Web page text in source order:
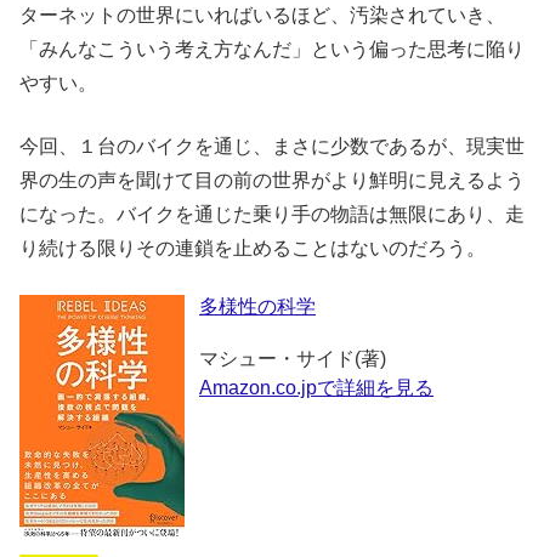
ターネットの世界にいればいるほど、汚染されていき、
「みんなこういう考え方なんだ」という偏った思考に陥り
やすい。
今回、１台のバイクを通じ、まさに少数であるが、現実世
界の生の声を聞けて目の前の世界がより鮮明に見えるよう
になった。バイクを通じた乗り手の物語は無限にあり、走
り続ける限りその連鎖を止めることはないのだろう。
多様性の科学
マシュー・サイド(著)
Amazon.co.jpで詳細を見る